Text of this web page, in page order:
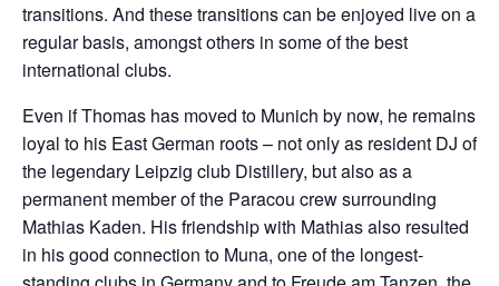
transitions. And these transitions can be enjoyed live on a
regular basis, amongst others in some of the best
international clubs.
Even if Thomas has moved to Munich by now, he remains
loyal to his East German roots – not only as resident DJ of
the legendary Leipzig club Distillery, but also as a
permanent member of the Paracou crew surrounding
Mathias Kaden. His friendship with Mathias also resulted
in his good connection to Muna, one of the longest-